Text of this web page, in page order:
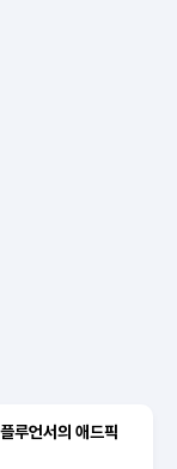
루언서의 애드픽